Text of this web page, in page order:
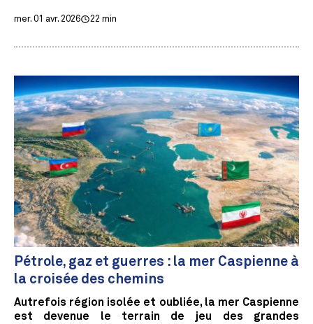
mer. 01 avr. 2026 22 min
Pétrole, gaz et guerres : la mer Caspienne à
la croisée des chemins
Autrefois région isolée et oubliée, la mer Caspienne
est devenue le terrain de jeu des grandes